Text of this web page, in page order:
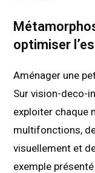
optimiser
Aménager une
Sur vision-deco-
exploiter chaque
multifonctions,
visuellement et
exemple